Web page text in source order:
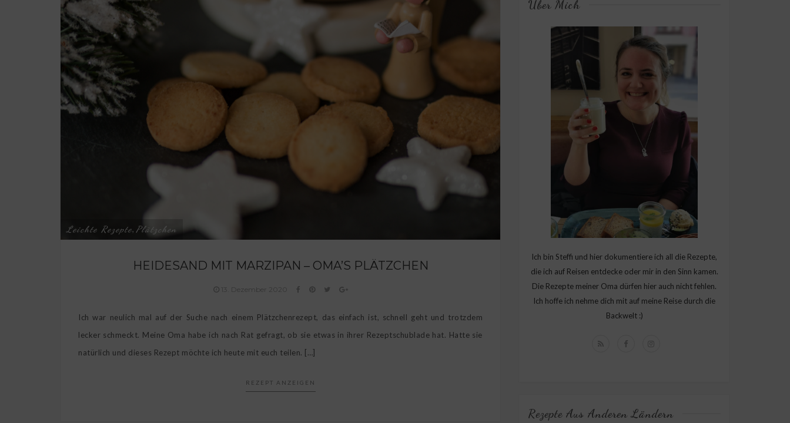
Leichte Rezepte, Plätzchen
HEIDESAND MIT MARZIPAN – OMA’S PLÄTZCHEN
13. Dezember 2020
Ich war neulich mal auf der Suche nach einem Plätzchenrezept, das einfach ist, schnell geht und trotzdem
lecker schmeckt. Meine Oma habe ich nach Rat gefragt, ob sie etwas in ihrer Rezeptschublade hat. Hatte sie
natürlich und dieses Rezept möchte ich heute mit euch teilen. […]
REZEPT ANZEIGEN
Über Mich
Ich bin Steffi und hier dokumentiere ich all die Rezepte,
die ich auf Reisen entdecke oder mir in den Sinn kamen.
Die Rezepte meiner Oma dürfen hier auch nicht fehlen.
Ich hoffe ich nehme dich mit auf meine Reise durch die
Backwelt :)
Rezepte Aus Anderen Ländern